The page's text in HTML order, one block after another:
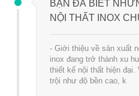
BẠN ĐÃ BIẾT
NỘI THẤT INOX
- Giới thiệu về sản xuất
inox đang trở thành xu
thiết kế nội thất hiện
trội như độ bền cao, k